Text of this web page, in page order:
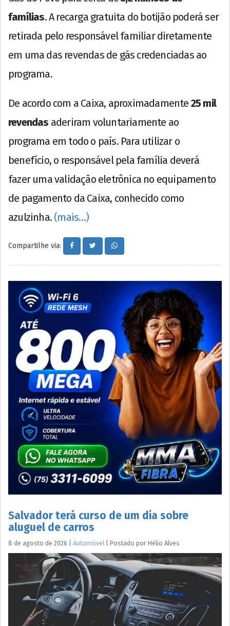
famílias. A recarga gratuita do botijão poderá ser
retirada pelo responsável familiar diretamente
em uma das revendas de gás credenciadas ao
programa.
De acordo com a Caixa, aproximadamente 25 mil
revendas aderiram voluntariamente ao
programa em todo o país. Para utilizar o
benefício, o responsável pela família deverá
fazer uma validação eletrônica no equipamento
de pagamento da Caixa, conhecido como
azulzinha. (mais…)
Compartilhe via:
Salvador terá curso de um dia sobre
aluguel de carros
8 de agosto de 2026 Automóvel Postado por Hélio Alves